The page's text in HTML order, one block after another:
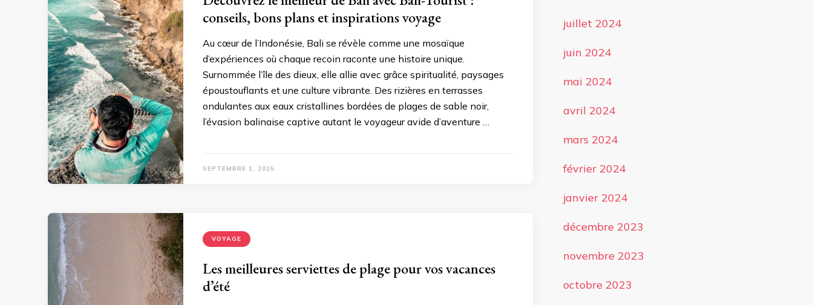
conseils, bons plans et inspirations voyage
Au cœur de l’Indonésie, Bali se révèle comme une mosaïque
d’expériences où chaque recoin raconte une histoire unique.
Surnommée l’île des dieux, elle allie avec grâce spiritualité, paysages
époustouflants et une culture vibrante. Des rizières en terrasses
ondulantes aux eaux cristallines bordées de plages de sable noir,
l’évasion balinaise captive autant le voyageur avide d’aventure …
SEPTEMBRE 1, 2025
VOYAGE
Les meilleures serviettes de plage pour vos vacances
d’été
juillet 2024
juin 2024
mai 2024
avril 2024
mars 2024
février 2024
janvier 2024
décembre 2023
novembre 2023
octobre 2023